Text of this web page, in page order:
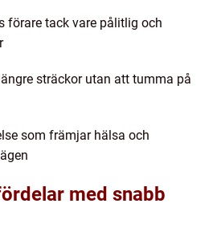
förare tack vare pålitlig och
sträckor utan att tumma på
som främjar hälsa och
med snabb